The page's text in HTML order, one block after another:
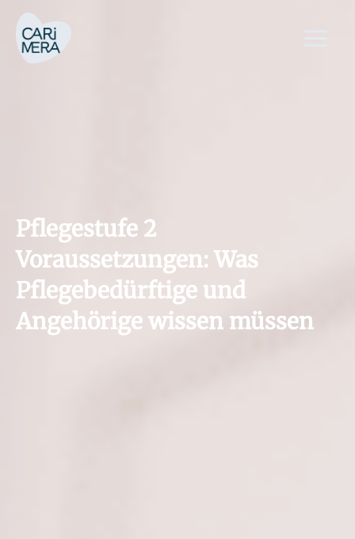
Zum
Inhalt
springen
Pflegestufe 2
Voraussetzungen: Was
Pflegebedürftige und
Angehörige wissen müssen